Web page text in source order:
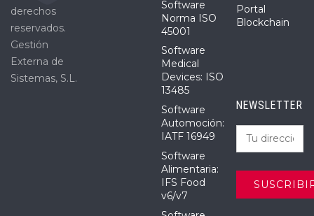
derechos
reservados.
Gestión
Externa de
Sistemas, S.L.
Software
Norma ISO
45001
Software
Medical
Devices: ISO
13485
Software
Automoción:
IATF 16949
Software
Alimentaria:
IFS Food
v6/v7
Portal
Blockchain
NEWSLETTER